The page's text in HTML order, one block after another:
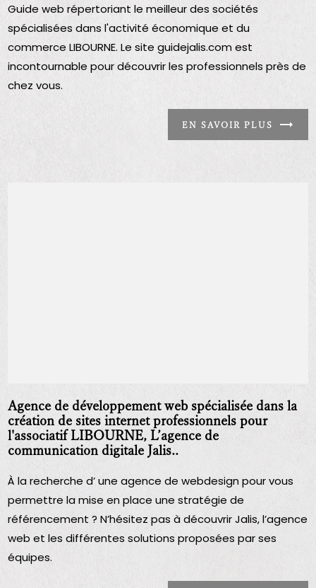
Guide web répertoriant le meilleur des sociétés
spécialisées dans l'activité économique et du
commerce LIBOURNE. Le site guidejalis.com est
incontournable pour découvrir les professionnels près de
chez vous.
EN SAVOIR PLUS
Agence de développement web spécialisée dans la
création de sites internet professionnels pour
l'associatif LIBOURNE, L’agence de
communication digitale Jalis..
À la recherche d’ une agence de webdesign pour vous
permettre la mise en place une stratégie de
référencement ? N’hésitez pas à découvrir Jalis, l’agence
web et les différentes solutions proposées par ses
équipes.